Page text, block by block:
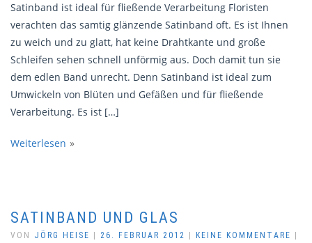
Satinband ist ideal für fließende Verarbeitung Floristen
verachten das samtig glänzende Satinband oft. Es ist Ihnen
zu weich und zu glatt, hat keine Drahtkante und große
Schleifen sehen schnell unförmig aus. Doch damit tun sie
dem edlen Band unrecht. Denn Satinband ist ideal zum
Umwickeln von Blüten und Gefäßen und für fließende
Verarbeitung. Es ist […]
Weiterlesen
SATINBAND UND GLAS
VON JÖRG HEISE 26. FEBRUAR 2012 KEINE KOMMENTARE